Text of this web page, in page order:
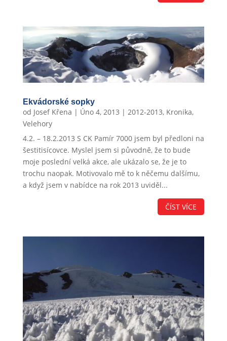
Ekvádorské sopky
od Josef Křena | Úno 4, 2013 | 2012-2013, Kronika,
Velehory
4.2. – 18.2.2013 S CK Pamír 7000 jsem byl předloni na
šestitisícovce. Myslel jsem si původně, že to bude
moje poslední velká akce, ale ukázalo se, že je to
trochu naopak. Motivovalo mě to k něčemu dalšímu,
a když jsem v nabídce na rok 2013 uviděl...
ČÍST VÍCE